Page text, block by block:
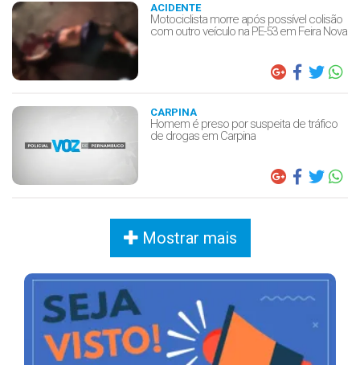
ACIDENTE
Motociclista morre após possível colisão
com outro veículo na PE-53 em Feira Nova
CARPINA
Homem é preso por suspeita de tráfico
de drogas em Carpina
Mostrar mais